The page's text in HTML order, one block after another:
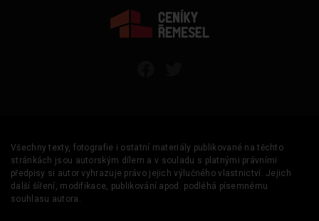
Všechny texty, fotografie i ostatní materiály publikované na těchto
stránkách jsou autorským dílem a v souladu s platnými právními
předpisy si autor vyhrazuje právo jejich výlučného vlastnictví. Jejich
další šíření, modifikace, publikování apod. podléhá písemnému
souhlasu autora.